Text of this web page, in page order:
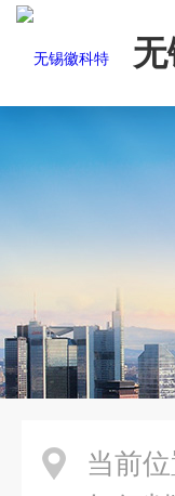
当前位